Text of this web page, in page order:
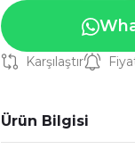
Karşılaştır
Ürün Bilgisi